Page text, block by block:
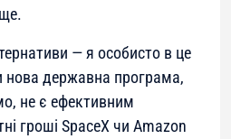
— я особисто в це
нова державна програма,
не є ефективним
гроші SpaceX чи Amazon